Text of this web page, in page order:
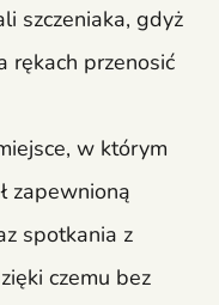
szczeniaka, gdyż
rękach przenosić
w którym
zapewnioną
spotkania z
czemu bez